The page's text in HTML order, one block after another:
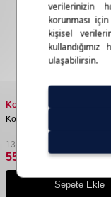
Kotex
Kotex Günlük Ped Uzun 16'lı
138,19
55,28 TL
Sepete Ekle